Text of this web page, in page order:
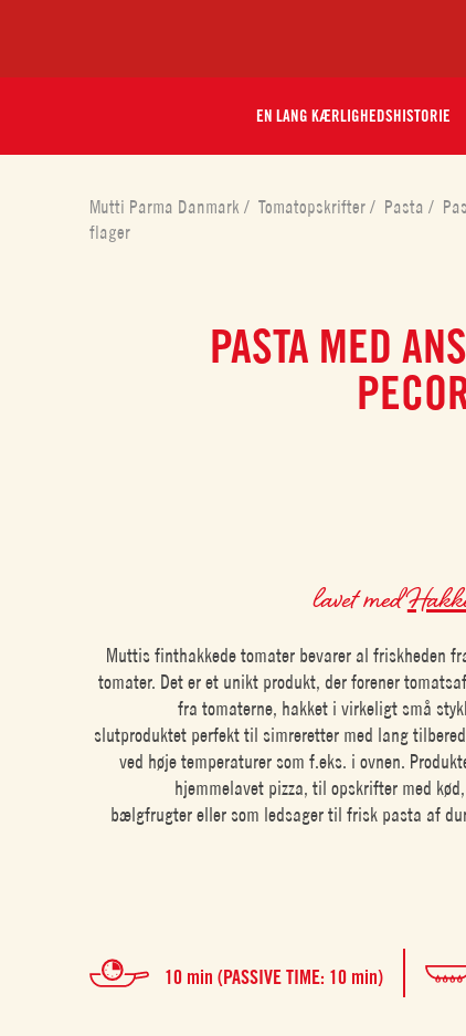
EN LANG KÆRLIGHEDSHISTORIE
Mutti Parma Danmark/ Tomatopskrifter/ Pasta/
flager
PASTA MED
lavet med
Muttis finthakkede tomater bevarer al friskheden
tomater. Det er et unikt produkt, der forener
fra tomaterne, hakket i virkeligt små
slutproduktet perfekt til simreretter med lang
ved høje temperaturer som f.eks. i ovnen.
hjemmelavet pizza, til opskrifter med
bælgfrugter eller som ledsager til frisk pasta af
10 min (PASSIVE TIME: 10 min)